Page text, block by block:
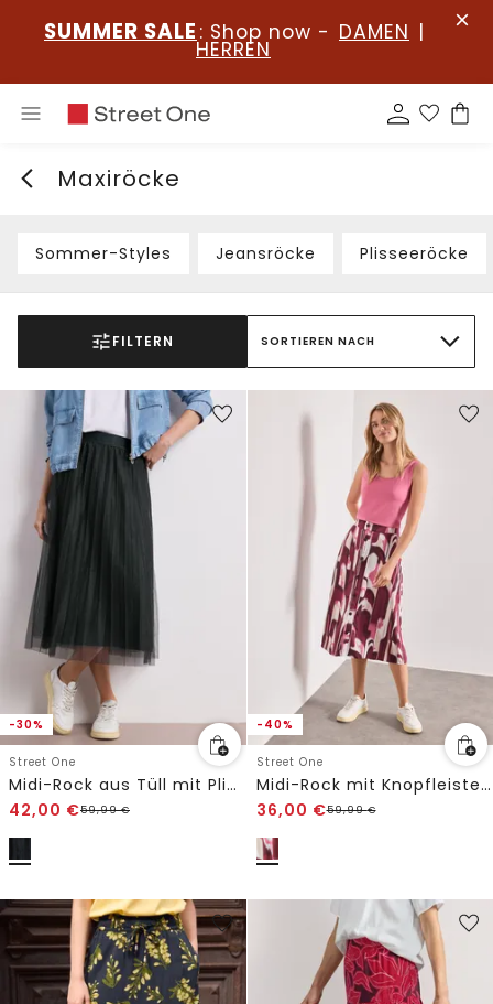
SUMMER SALE : Shop now - DAMEN |
HERREN
Maxiröcke
Sommer-Styles Jeansröcke Plisseeröcke
FILTERN SORTIEREN NACH
-30%
Street One
Midi-Rock aus Tüll mit Plissée-Struktur
42,00 €59,99€
-40%
Street One
Midi-Rock mit Knopfleiste und Print
36,00 €59,99€